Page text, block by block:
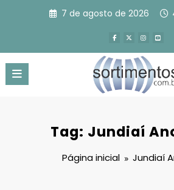
7 de agosto de 2026
Tag: Jundiaí
Página inicial Jundiaí